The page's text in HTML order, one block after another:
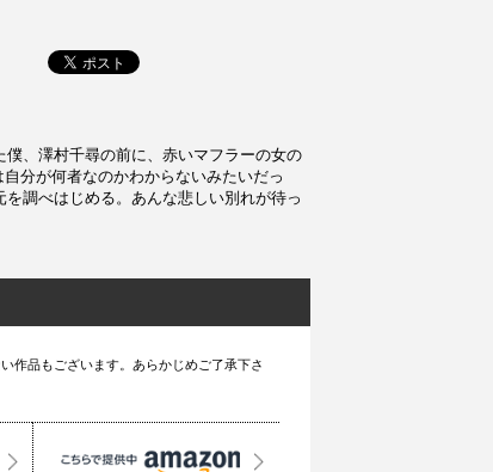
僕、澤村千尋の前に、赤いマフラーの女の
分が何者なのかわからないみたいだっ
調べはじめる。あんな悲しい別れが待っ
作品もございます。あらかじめご了承下さ